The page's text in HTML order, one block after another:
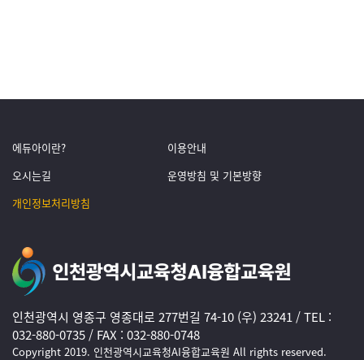
에듀아이란?
이용안내
오시는길
운영방침 및 기본방향
개인정보처리방침
인천광역시 영종구 영종대로 277번길 74-10 (우) 23241 / TEL :
032-880-0735 / FAX : 032-880-0748
Copyright 2019. 인천광역시교육청AI융합교육원 All rights reserved.